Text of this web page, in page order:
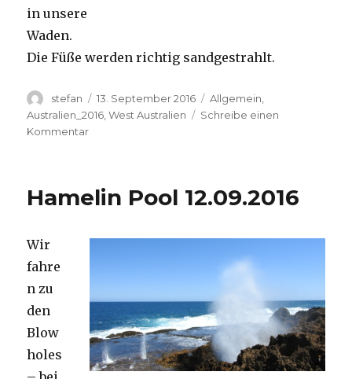
in unsere
Waden.
Die Füße werden richtig sandgestrahlt.
Autor
stefan
Veröffentlicht
am
13. September 2016 Kategorien
Allgemein
Australien_2016 ,West Australien
Schreibe einen
Kommentarzu
Hamelin Pool 12.09.2016
Wir
fahre
n zu
den
Blow
holes